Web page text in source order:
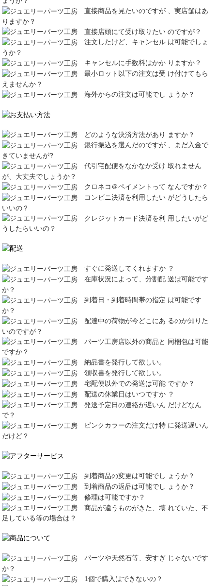
直接商品を見たいのですが 、実店舗はあ
りますか？
直接店頭にて受け取りたい のですが？
注文したけど、キャンセル は可能でしょ
うか？
キャンセルに手数料はかか りますか？
最小ロット以下の注文は受 け付けてもら
えませんか？
海外からの注文は可能でし ょうか？
どのような決済方法があり ますか？
銀行振込を選んだのですが 、まだ入金で
きていませんが?
代引宅配便をなかなか受け 取れません
が、大丈夫でしょうか？
クロネコ＠ペイメントって なんですか？
コンビニ決済を利用したい がどうしたら
いいの？
クレジットカード決済を利 用したいがど
うしたらいいの？
すぐに発送してくれますか ？
在庫状況によって、分割配 送は可能です
か？
到着日・到着時間帯の指定 は可能です
か？
配達中の荷物が今どこにあ るのか知りた
いのですが？
パーツ工房店以外の商品と 同梱包は可能
ですか？
納品書を発行して欲しい。
領収書を発行して欲しい。
宅配便以外での発送は可能 ですか？
配送の休業日はいつですか ？
発送予定日の連絡が遅いん だけどなん
で？
ピンクカラーの注文だけ特 に発送遅いん
だけど？
到着商品の変更は可能でし ょうか？
到着商品の返品は可能でし ょうか？
修理は可能ですか？
商品が違うものがきた、壊 れていた、不
足している等の場合は？
パーツや天然石等、安すぎ じゃないです
か？
1個で購入はできないの？